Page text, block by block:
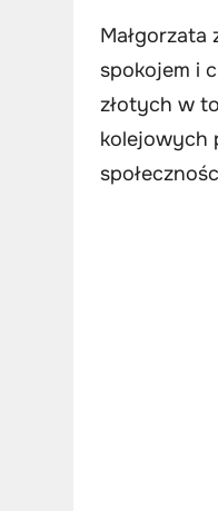
Małgorzata
spokojem i
złotych w
kolejowych